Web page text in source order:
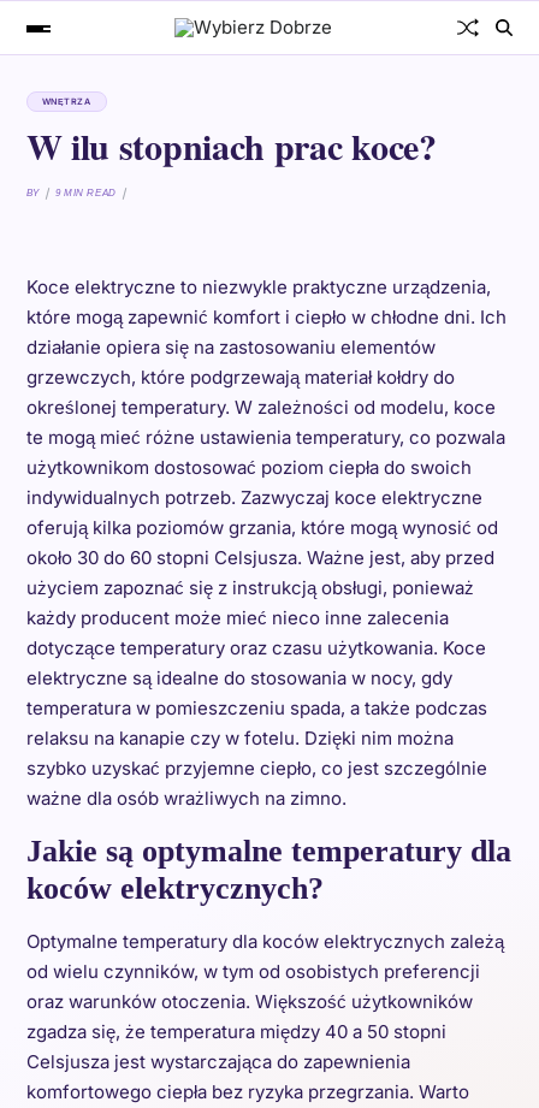
WNĘTRZA
W ilu stopniach prac koce?
BY 9 MIN READ
Koce elektryczne to niezwykle praktyczne urządzenia,
które mogą zapewnić komfort i ciepło w chłodne dni. Ich
działanie opiera się na zastosowaniu elementów
grzewczych, które podgrzewają materiał kołdry do
określonej temperatury. W zależności od modelu, koce
te mogą mieć różne ustawienia temperatury, co pozwala
użytkownikom dostosować poziom ciepła do swoich
indywidualnych potrzeb. Zazwyczaj koce elektryczne
oferują kilka poziomów grzania, które mogą wynosić od
około 30 do 60 stopni Celsjusza. Ważne jest, aby przed
użyciem zapoznać się z instrukcją obsługi, ponieważ
każdy producent może mieć nieco inne zalecenia
dotyczące temperatury oraz czasu użytkowania. Koce
elektryczne są idealne do stosowania w nocy, gdy
temperatura w pomieszczeniu spada, a także podczas
relaksu na kanapie czy w fotelu. Dzięki nim można
szybko uzyskać przyjemne ciepło, co jest szczególnie
ważne dla osób wrażliwych na zimno.
Jakie są optymalne temperatury dla
koców elektrycznych?
Optymalne temperatury dla koców elektrycznych zależą
od wielu czynników, w tym od osobistych preferencji
oraz warunków otoczenia. Większość użytkowników
zgadza się, że temperatura między 40 a 50 stopni
Celsjusza jest wystarczająca do zapewnienia
komfortowego ciepła bez ryzyka przegrzania. Warto